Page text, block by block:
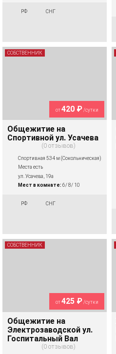
РФ СНГ
от420 ₽/сутки
Общежитие на
Спортивной ул. Усачева
0 отзывов
Спортивная 534 м (Сокольническая)
Места есть
ул. Усачева, 19а
Мест в комнате: 6/ 8/ 10
РФ СНГ
СОБСТВЕННИК
от425 ₽/сутки
Общежитие на
Электрозаводской ул.
Госпитальный Вал
0 отзывов
СОБСТВЕННИК